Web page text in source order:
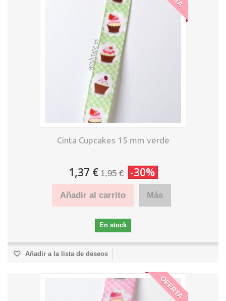
Cinta Cupcakes 15 mm verde
1,37 € 1,95 € -30%
Añadir al carrito Más
En stock
Añadir a la lista de deseos
OFERTA